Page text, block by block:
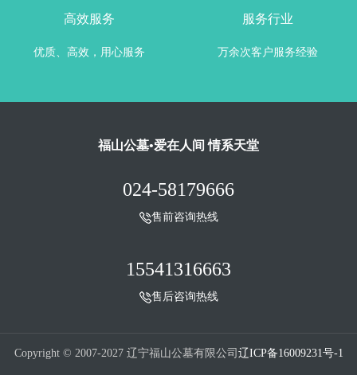
高效服务
优质、高效，用心服务
服务行业
万余次客户服务经验
福山公墓•爱在人间 情系天堂
024-58179666
售前咨询热线
15541316663
售后咨询热线
Copyright © 2007-2027 辽宁福山公墓有限公司 辽ICP备16009231号-1